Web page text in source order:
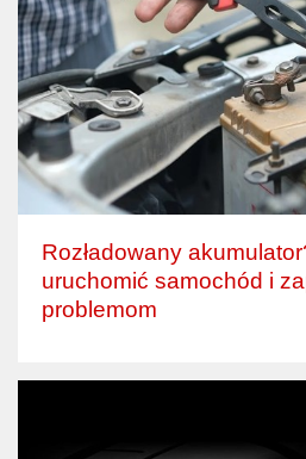
Rozładowany
uruchomić samochód i
problemom